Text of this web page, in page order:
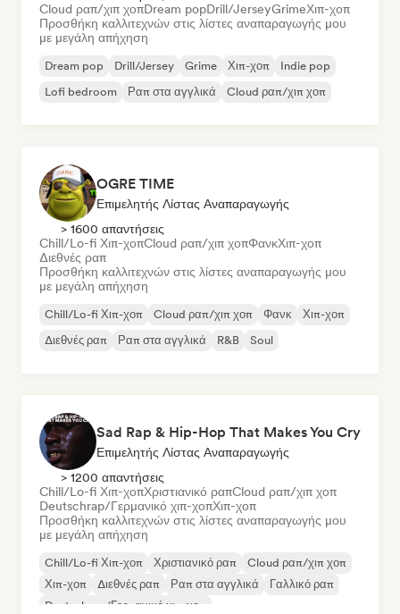
Cloud ραπ/χιπ χοπDream popDrill/JerseyGrimeΧιπ-χοπ
Προσθήκη καλλιτεχνών στις λίστες αναπαραγωγής μου
με μεγάλη απήχηση
Dream pop Drill/Jersey Grime Χιπ-χοπ
Indie pop
Lofi bedroom
Ραπ στα αγγλικά Cloud ραπ/χιπ χοπ
OGRE TIME
Επιμελητής Λίστας Αναπαραγωγής
> 1600 απαντήσεις
Chill/Lo-fi Χιπ-χοπCloud ραπ/χιπ χοπΦανκΧιπ-χοπ
Διεθνές ραπ
Προσθήκη καλλιτεχνών στις λίστες αναπαραγωγής μου
με μεγάλη απήχηση
Chill/Lo-fi Χιπ-χοπ Cloud ραπ/χιπ χοπ Φανκ
Χιπ-χοπ
Διεθνές ραπ
Ραπ στα αγγλικά R&B Soul
Sad Rap & Hip-Hop That Makes You Cry
Επιμελητής Λίστας Αναπαραγωγής
> 1200 απαντήσεις
Chill/Lo-fi Χιπ-χοπΧριστιανικό ραπCloud ραπ/χιπ χοπ
Deutschrap/Γερμανικό χιπ-χοπΧιπ-χοπ
Προσθήκη καλλιτεχνών στις λίστες αναπαραγωγής μου
με μεγάλη απήχηση
Chill/Lo-fi Χιπ-χοπ Χριστιανικό ραπ
Cloud ραπ/χιπ χοπ
Χιπ-χοπ
Διεθνές ραπ Ραπ στα αγγλικά
Γαλλικό ραπ
Deutschrap/Γερμανικό χιπ-χοπ